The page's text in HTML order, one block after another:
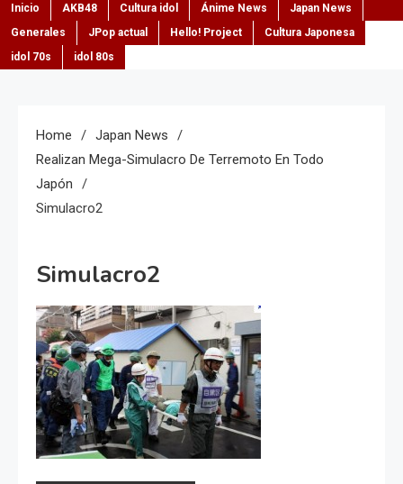
Inicio AKB48 Cultura idol Ánime News
Japan News
Generales
JPop actual Hello! Project
Cultura Japonesa
idol 70s
idol 80s
Home
Japan News
Realizan Mega-Simulacro De Terremoto En Todo
Japón
Simulacro2
Simulacro2